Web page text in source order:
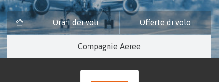
Orari dei voli Offerte di volo
Compagnie Aeree